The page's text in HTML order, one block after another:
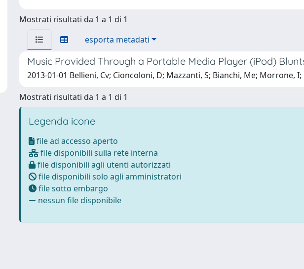
Mostrati risultati da 1 a 1 di 1
esporta metadati
Music Provided Through a Portable Media Player (iPod)
2013-01-01 Bellieni, Cv; Cioncoloni, D; Mazzanti, S; Bianchi, Me; Morrone,
Mostrati risultati da 1 a 1 di 1
Legenda icone
file ad accesso aperto
file disponibili sulla rete interna
file disponibili agli utenti autorizzati
file disponibili solo agli amministratori
file sotto embargo
nessun file disponibile